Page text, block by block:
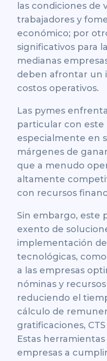
las condiciones de
trabajadores y
económico; por
significativos para
medianas
deben afrontar un
costos operativos.
Las pymes
particular con este
especialmente en
márgenes de
que a menudo
altamente
con recursos
Sin embargo, este
exento de
implementación
tecnológicas, como
a las empresas
nóminas y
reduciendo el
cálculo de
gratificaciones,
Estas
empresas a